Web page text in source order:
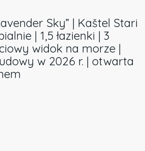
Sky” | Kaštel Stari
| 1,5 łazienki | 3
widok na morze |
w 2026 r. | otwarta